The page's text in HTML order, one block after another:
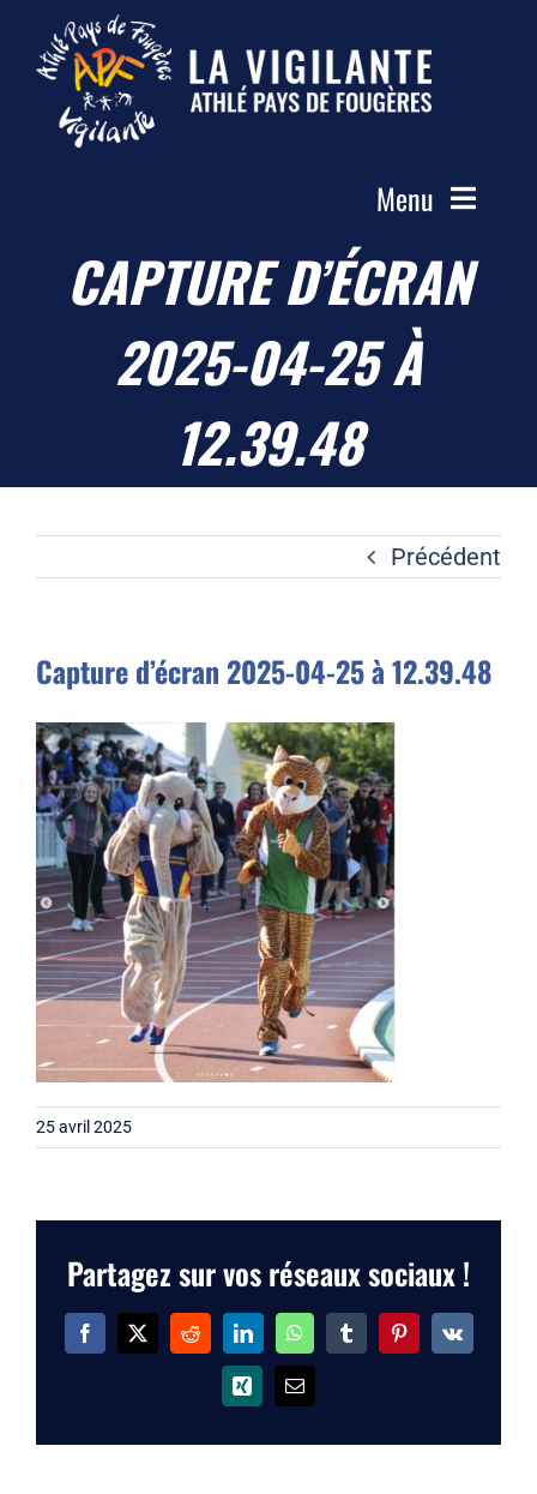
Passer
contenu
Menu
Accueil
Le Club
Actualités
Compétitions
CAPTURE D’ÉCRAN
2025-04-25 À
12.39.48
Précédent
Capture d’écran 2025-04-25 à 12.39.48
25 avril 2025
Partagez sur vos réseaux sociaux !
Facebook
X RedditLinkedInWhatsAppTumblrPinterest
Vk
Xing Email